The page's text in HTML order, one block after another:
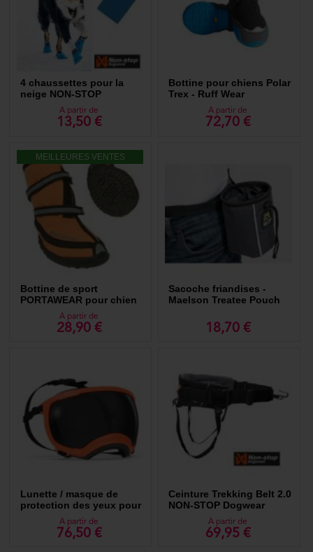
4 chaussettes pour la
neige NON-STOP
Dogwear Longdistance
A partir de
13,50 €
Bottine pour chiens Polar
Trex - Ruff Wear
A partir de
72,70 €
MEILLEURES VENTES
Bottine de sport
PORTAWEAR pour chien
A partir de
28,90 €
Sacoche friandises -
Maelson Treatee Pouch
18,70 €
Lunette / masque de
protection des yeux pour
chien - MEDIUM (chien de
13 à 22 kg) - Rex Specs
A partir de
76,50 €
Ceinture Trekking Belt 2.0
NON-STOP Dogwear
A partir de
69,95 €